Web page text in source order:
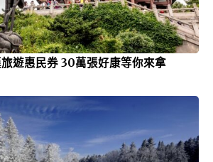
旅遊惠民券 30萬張好康等你來拿